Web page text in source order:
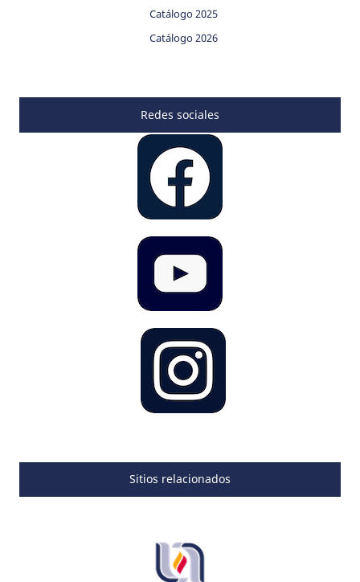
Catálogo 2025
Catálogo 2026
Redes sociales
Sitios relacionados